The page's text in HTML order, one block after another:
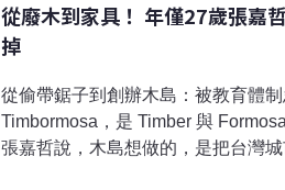
從廢木到家具！ 年僅27歲張嘉
掉
從偷帶鋸子到創辦木島：被教育體
Timbormosa，是 Timber 與
張嘉哲說，木島想做的，是把台灣